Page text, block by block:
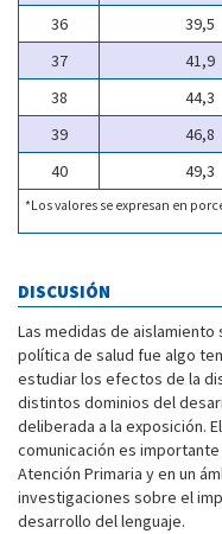
36
39,5
37
41,9
38
44,3
39
46,8
40
49,3
*Los valores se expresan en
DISCUSIÓN
Las medidas de
política de salud fue algo
estudiar los efectos de la
distintos dominios del
deliberada a la exposición.
comunicación es
Atención Primaria y en un
investigaciones sobre el
desarrollo del lenguaje.